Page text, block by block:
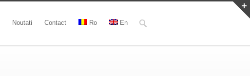
Noutati Contact Ro En